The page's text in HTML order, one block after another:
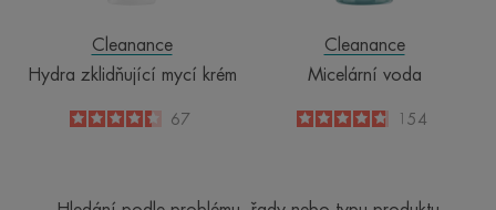
Cleanance
Hydra zklidňující mycí krém
4.4
/
5
67
Cleanance
Micelární voda
4.8
/5154